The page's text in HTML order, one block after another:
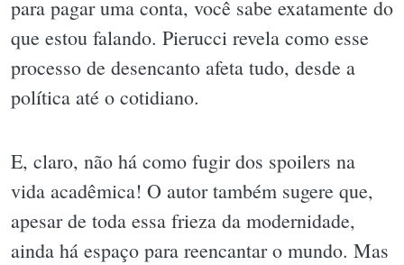
para pagar uma conta, você sabe exatamente do
que estou falando. Pierucci revela como esse
processo de desencanto afeta tudo, desde a
política até o cotidiano.
E, claro, não há como fugir dos spoilers na
vida acadêmica! O autor também sugere que,
apesar de toda essa frieza da modernidade,
ainda há espaço para reencantar o mundo. Mas